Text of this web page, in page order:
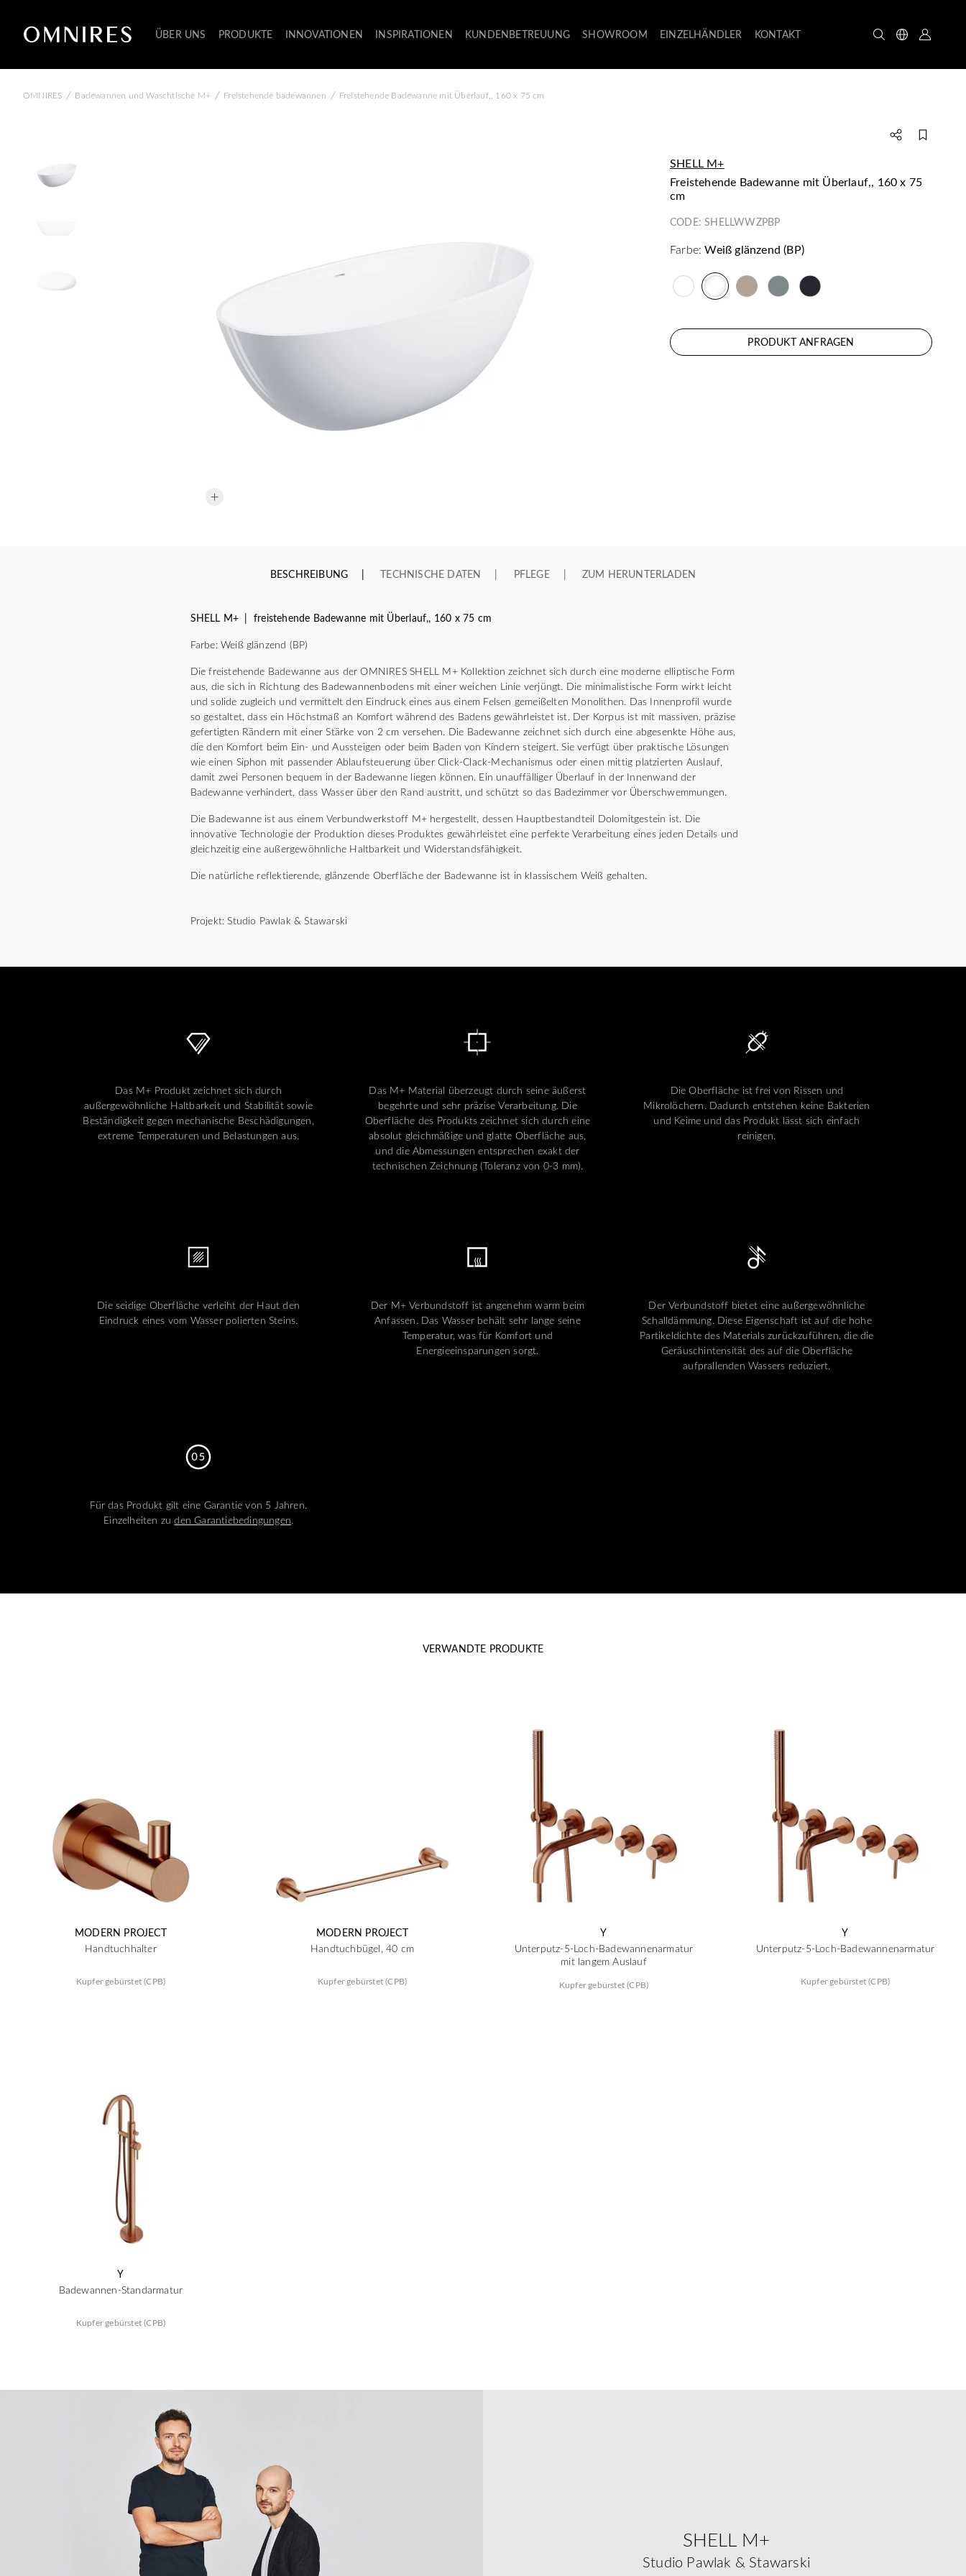
ÜBER UNS PRODUKTE INNOVATIONEN INSPIRATIONEN KUNDENBETREUUNG SHOWROOM EINZELHÄNDLER KONTAKT
OMNIRES / Badewannen und Waschtische M+ / Freistehende badewannen / Freistehende Badewanne mit Überlauf,, 160 x 75 cm
SHELL M+
freistehende Badewanne mit Überlauf,, 160 x 75
cm
CODE:SHELLWWZPBP
Farbe: Weiß glänzend (BP)
PRODUKT ANFRAGEN
BESCHREIBUNG TECHNISCHE DATEN PFLEGE ZUM HERUNTERLADEN
SHELL M+ | freistehende Badewanne mit Überlauf,, 160 x 75 cm
Farbe: Weiß glänzend (BP)
Die freistehende Badewanne aus der OMNIRES SHELL M+ Kollektion zeichnet sich durch eine moderne elliptische Form
aus, die sich in Richtung des Badewannenbodens mit einer weichen Linie verjüngt. Die minimalistische Form wirkt leicht
und solide zugleich und vermittelt den Eindruck eines aus einem Felsen gemeißelten Monolithen. Das Innenprofil wurde
so gestaltet, dass ein Höchstmaß an Komfort während des Badens gewährleistet ist. Der Korpus ist mit massiven, präzise
gefertigten Rändern mit einer Stärke von 2 cm versehen. Die Badewanne zeichnet sich durch eine abgesenkte Höhe aus,
die den Komfort beim Ein- und Aussteigen oder beim Baden von Kindern steigert. Sie verfügt über praktische Lösungen
wie einen Siphon mit passender Ablaufsteuerung über Click-Clack-Mechanismus oder einen mittig platzierten Auslauf,
damit zwei Personen bequem in der Badewanne liegen können. Ein unauffälliger Überlauf in der Innenwand der
Badewanne verhindert, dass Wasser über den Rand austritt, und schützt so das Badezimmer vor Überschwemmungen.
Die Badewanne ist aus einem Verbundwerkstoff M+ hergestellt, dessen Hauptbestandteil Dolomitgestein ist. Die
innovative Technologie der Produktion dieses Produktes gewährleistet eine perfekte Verarbeitung eines jeden Details und
gleichzeitig eine außergewöhnliche Haltbarkeit und Widerstandsfähigkeit.
Die natürliche reflektierende, glänzende Oberfläche der Badewanne ist in klassischem Weiß gehalten.
Projekt: Studio Pawlak & Stawarski
Das M+ Produkt zeichnet sich durch
außergewöhnliche Haltbarkeit und Stabilität sowie
Beständigkeit gegen mechanische Beschädigungen,
extreme Temperaturen und Belastungen aus.
Das M+ Material überzeugt durch seine äußerst
begehrte und sehr präzise Verarbeitung. Die
Oberfläche des Produkts zeichnet sich durch eine
absolut gleichmäßige und glatte Oberfläche aus,
und die Abmessungen entsprechen exakt der
technischen Zeichnung (Toleranz von 0-3 mm).
Die Oberfläche ist frei von Rissen und
Mikrolöchern. Dadurch entstehen keine Bakterien
und Keime und das Produkt lässt sich einfach
reinigen.
Die seidige Oberfläche verleiht der Haut den
Eindruck eines vom Wasser polierten Steins.
Der M+ Verbundstoff ist angenehm warm beim
Anfassen. Das Wasser behält sehr lange seine
Temperatur, was für Komfort und
Energieeinsparungen sorgt.
Der Verbundstoff bietet eine außergewöhnliche
Schalldämmung. Diese Eigenschaft ist auf die hohe
Partikeldichte des Materials zurückzuführen, die die
Geräuschintensität des auf die Oberfläche
aufprallenden Wassers reduziert.
Für das Produkt gilt eine Garantie von 5 Jahren.
Einzelheiten zuden Garantiebedingungen.
VERWANDTE PRODUKTE
MODERN PROJECT
Handtuchhalter
Kupfer gebürstet (CPB)
MODERN PROJECT
Handtuchbügel, 40 cm
Kupfer gebürstet (CPB)
Y
Unterputz-5-Loch-Badewannenarmatur
mit langem Auslauf
Kupfer gebürstet (CPB)
Y
Unterputz-5-Loch-Badewannenarmatur
Kupfer gebürstet (CPB)
Y
Badewannen-Standarmatur
Kupfer gebürstet (CPB)
SHELL M+
Studio Pawlak & Stawarski